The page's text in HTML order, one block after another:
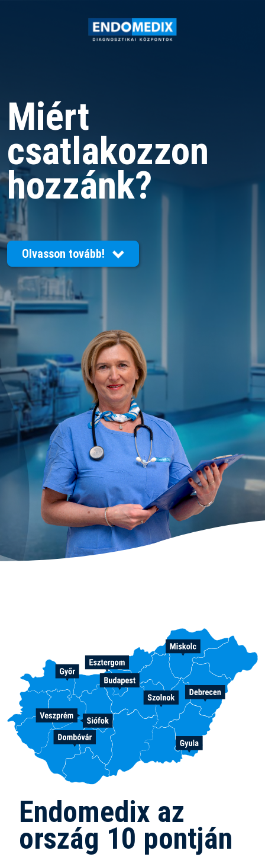
Miért
csatlakozzon
hozzánk?
Olvasson tovább!
Endomedix az
ország 10 pontján